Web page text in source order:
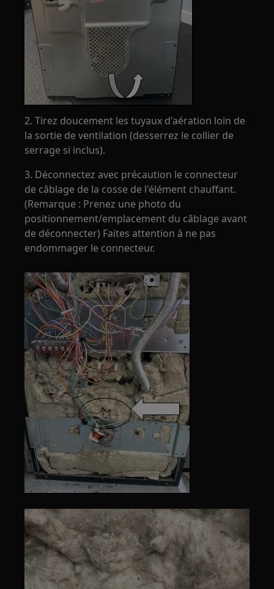
2. Tirez doucement les tuyaux d'aération loin de
la sortie de ventilation (desserrez le collier de
serrage si inclus).
3. Déconnectez avec précaution le connecteur
de câblage de la cosse de l'élément chauffant.
(Remarque : Prenez une photo du
positionnement/emplacement du câblage avant
de déconnecter) Faites attention à ne pas
endommager le connecteur.